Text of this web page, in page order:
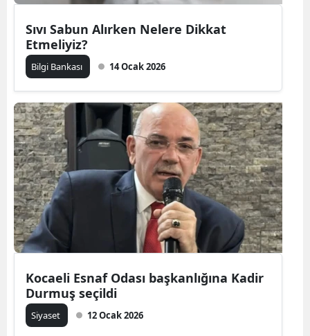
Sıvı Sabun Alırken Nelere Dikkat
Etmeliyiz?
Bilgi Bankası 14 Ocak 2026
Kocaeli Esnaf Odası başkanlığına Kadir
Durmuş seçildi
Siyaset 12 Ocak 2026